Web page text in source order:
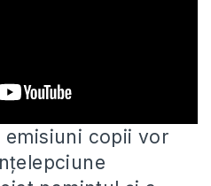
emisiuni copii vor